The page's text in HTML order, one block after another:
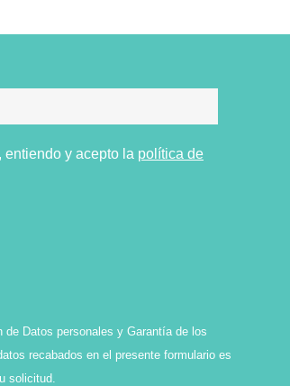
entiendo y acepto la política de
Datos personales y Garantía de los
recabados en el presente formulario es
solicitud.